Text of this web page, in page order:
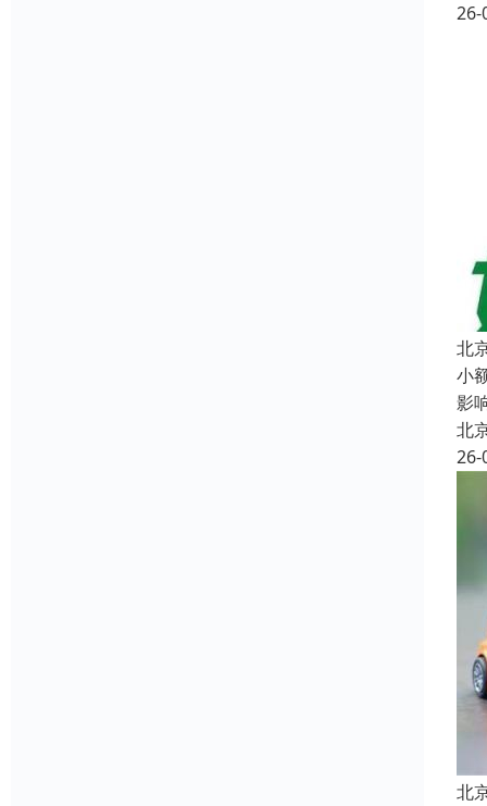
26-
北
小
影
北
26-
北